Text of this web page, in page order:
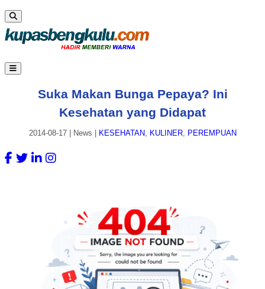
Suka Makan Bunga Pepaya? Ini
Kesehatan yang Didapat
2014-08-17| News KESEHATAN, KULINER, PEREMPUAN